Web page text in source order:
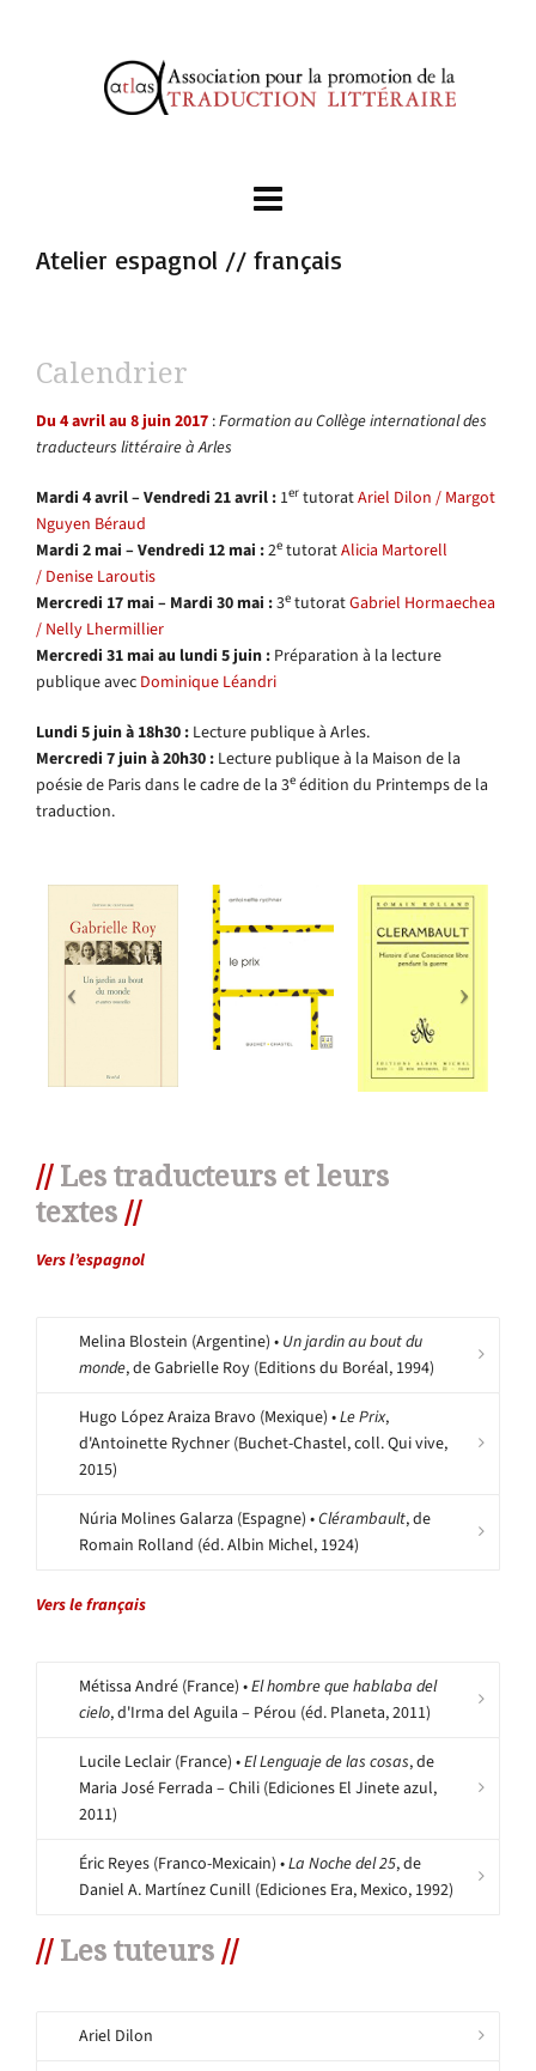
Atelier espagnol // français
Calendrier
Du 4 avril au 8 juin 2017 :Formation au Collège international des
traducteurs littéraire à Arles
Mardi 4 avril – Vendredi 21 avril : 1er tutoratAriel Dilon / Margot
Nguyen Béraud
Mardi 2 mai – Vendredi 12 mai :2e tutoratAlicia Martorell
/ Denise Laroutis
Mercredi 17 mai – Mardi 30 mai :3e tutoratGabriel Hormaechea
/ Nelly Lhermillier
Mercredi 31 mai au lundi 5 juin : Préparation à la lecture
publique avec Dominique Léandri
Lundi 5 juin à 18h30 : Lecture publique à Arles.
Mercredi 7 juin à 20h30 : Lecture publique à la Maison de la
poésie de Paris dans le cadre de la 3e édition du Printemps de la
traduction.
// Les traducteurs et leurs
textes//
Vers l’espagnol
Melina Blostein (Argentine) • Un jardin au bout du
monde, de Gabrielle Roy (Editions du Boréal, 1994)
Hugo López Araiza Bravo (Mexique) •Le Prix,
d'Antoinette Rychner (Buchet-Chastel, coll. Qui vive,
2015)
Núria Molines Galarza (Espagne) •Clérambault, de
Romain Rolland (éd. Albin Michel, 1924)
Vers le français
Métissa André (France) •El hombre que hablaba del
cielo, d'Irma del Aguila – Pérou (éd. Planeta, 2011)
Lucile Leclair (France) •El Lenguaje de las cosas, de
Maria José Ferrada – Chili (Ediciones El Jinete azul,
2011)
Éric Reyes (Franco-Mexicain) •La Noche del 25, de
Daniel A. Martínez Cunill (Ediciones Era, Mexico, 1992)
// Les tuteurs//
Ariel Dilon